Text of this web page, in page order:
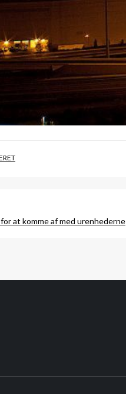
at komme af med urenhederne